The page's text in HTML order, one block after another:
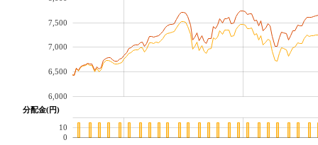
6,000
6,500
7,000
7,500
分配金(円)
0
10